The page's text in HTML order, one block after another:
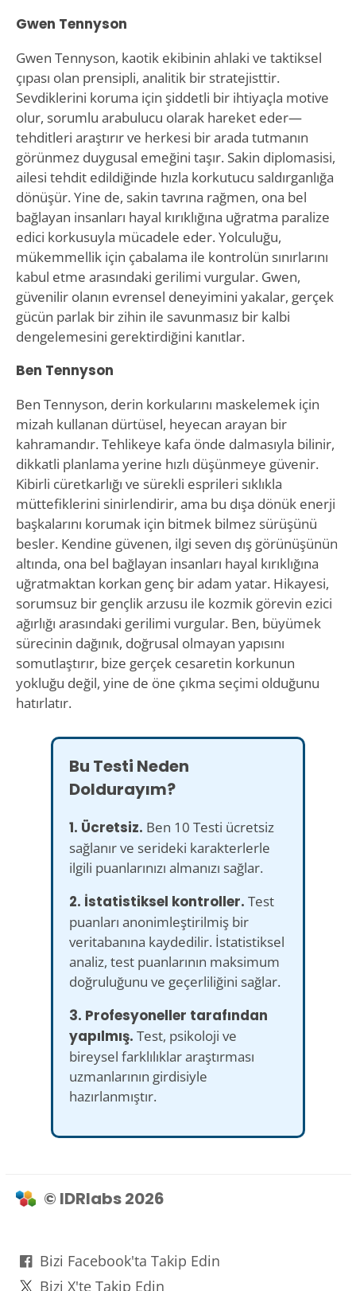
Gwen Tennyson
Gwen Tennyson, kaotik ekibinin ahlaki ve taktiksel
çıpası olan prensipli, analitik bir stratejisttir.
Sevdiklerini koruma için şiddetli bir ihtiyaçla motive
olur, sorumlu arabulucu olarak hareket eder—
tehditleri araştırır ve herkesi bir arada tutmanın
görünmez duygusal emeğini taşır. Sakin diplomasisi,
ailesi tehdit edildiğinde hızla korkutucu saldırganlığa
dönüşür. Yine de, sakin tavrına rağmen, ona bel
bağlayan insanları hayal kırıklığına uğratma paralize
edici korkusuyla mücadele eder. Yolculuğu,
mükemmellik için çabalama ile kontrolün sınırlarını
kabul etme arasındaki gerilimi vurgular. Gwen,
güvenilir olanın evrensel deneyimini yakalar, gerçek
gücün parlak bir zihin ile savunmasız bir kalbi
dengelemesini gerektirdiğini kanıtlar.
Ben Tennyson
Ben Tennyson, derin korkularını maskelemek için
mizah kullanan dürtüsel, heyecan arayan bir
kahramandır. Tehlikeye kafa önde dalmasıyla bilinir,
dikkatli planlama yerine hızlı düşünmeye güvenir.
Kibirli cüretkarlığı ve sürekli esprileri sıklıkla
müttefiklerini sinirlendirir, ama bu dışa dönük enerji
başkalarını korumak için bitmek bilmez sürüşünü
besler. Kendine güvenen, ilgi seven dış görünüşünün
altında, ona bel bağlayan insanları hayal kırıklığına
uğratmaktan korkan genç bir adam yatar. Hikayesi,
sorumsuz bir gençlik arzusu ile kozmik görevin ezici
ağırlığı arasındaki gerilimi vurgular. Ben, büyümek
sürecinin dağınık, doğrusal olmayan yapısını
somutlaştırır, bize gerçek cesaretin korkunun
yokluğu değil, yine de öne çıkma seçimi olduğunu
hatırlatır.
Bu Testi Neden
Doldurayım?
1. Ücretsiz. Ben 10 Testi ücretsiz
sağlanır ve serideki karakterlerle
ilgili puanlarınızı almanızı sağlar.
2. İstatistiksel kontroller. Test
puanları anonimleştirilmiş bir
veritabanına kaydedilir. İstatistiksel
analiz, test puanlarının maksimum
doğruluğunu ve geçerliliğini sağlar.
3. Profesyoneller tarafından
yapılmış. Test, psikoloji ve
bireysel farklılıklar araştırması
uzmanlarının girdisiyle
hazırlanmıştır.
© IDRlabs 2026
Bizi Facebook'ta Takip Edin
Bizi X'te Takip Edin